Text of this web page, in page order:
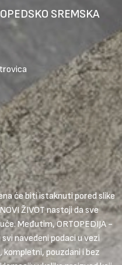
SREMSKA
će biti istaknuti pored slike
ŽIVOT nastoji da sve
Međutim, ORTOPEDIJA -
navedeni podaci u vezi
pouzdani i bez